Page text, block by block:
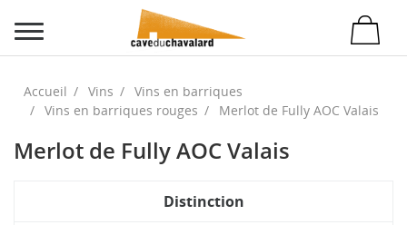
Accueil Vins
Vins en barriques
Vins en barriques rouges
Merlot de Fully AOC Valais
Merlot de Fully AOC Valais
Distinction